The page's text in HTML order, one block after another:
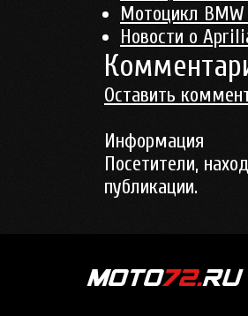
Мотоцикл
Новости о
Оставить
Информация
Посетители,
публикации.